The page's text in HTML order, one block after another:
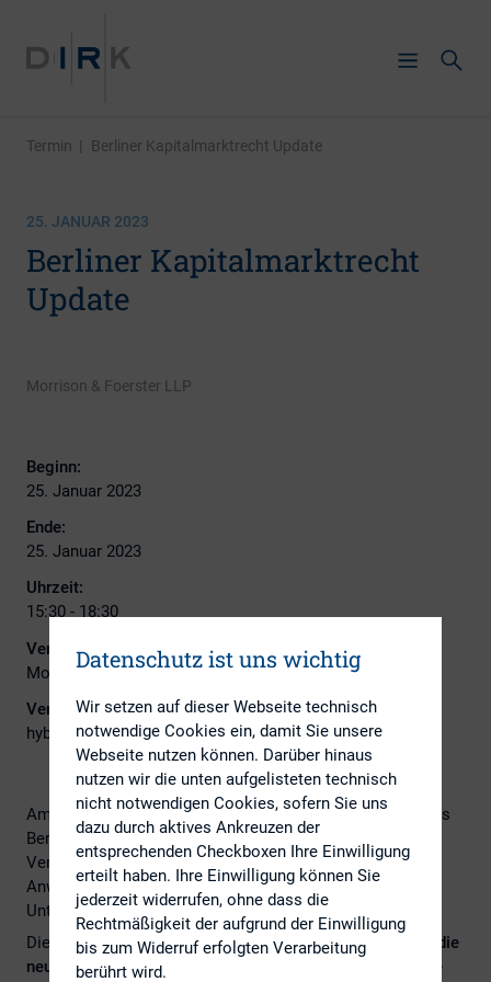
Termin | Berliner Kapitalmarktrecht Update
25. JANUAR 2023
Berliner Kapitalmarktrecht
Update
Morrison & Foerster LLP
Beginn:
25. Januar 2023
Ende:
25. Januar 2023
Uhrzeit:
15:30 - 18:30
Veranstalter:
Morrison & Foerster LLP
Veranstaltungsort:
hybrid
Am 25. Januar 2023 findet von 15:30 Uhr bis 18:30 Uhr das
Berliner Update Kapitalmarktrecht in hybrider Form statt.
Veranstaltet wird das praxisorientierte Seminar durch die
Anwaltskanzlei Morrison & Foerster LLP u.a. mit
Unterstützung von Computershare.
Die Referenten informieren überEntwicklungen rund um die
neue virtuelle Hauptversammlung und zeigen auf, welche
Datenschutz ist uns wichtig
Wir setzen auf dieser Webseite technisch
notwendige Cookies ein, damit Sie unsere
Webseite nutzen können. Darüber hinaus
nutzen wir die unten aufgelisteten technisch
nicht notwendigen Cookies, sofern Sie uns
dazu durch aktives Ankreuzen der
entsprechenden Checkboxen Ihre Einwilligung
erteilt haben. Ihre Einwilligung können Sie
jederzeit widerrufen, ohne dass die
Rechtmäßigkeit der aufgrund der Einwilligung
bis zum Widerruf erfolgten Verarbeitung
berührt wird.